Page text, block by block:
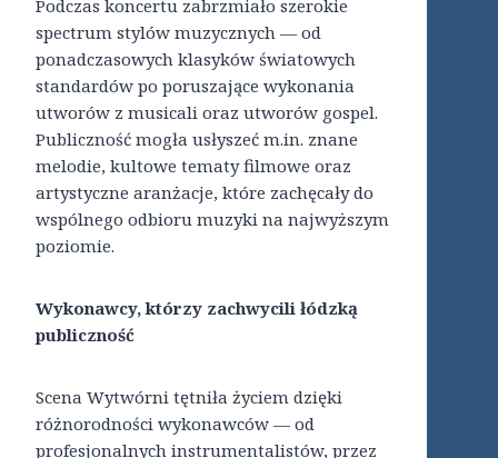
Podczas koncertu zabrzmiało szerokie
spectrum stylów muzycznych — od
ponadczasowych klasyków światowych
standardów po poruszające wykonania
utworów z musicali oraz utworów gospel.
Publiczność mogła usłyszeć m.in. znane
melodie, kultowe tematy filmowe oraz
artystyczne aranżacje, które zachęcały do
wspólnego odbioru muzyki na najwyższym
poziomie.
Wykonawcy, którzy zachwycili łódzką
publiczność
Scena Wytwórni tętniła życiem dzięki
różnorodności wykonawców — od
profesjonalnych instrumentalistów, przez